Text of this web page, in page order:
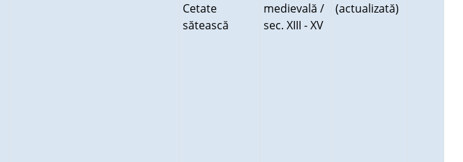
Cetate
sătească
medievală /
sec. XIII - XV
(actualizată)